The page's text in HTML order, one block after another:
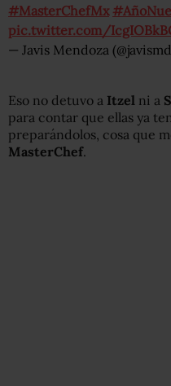
#MasterChefMx
pic.twitter.com/
— Javis Mendoza
Eso no detuvo a Itzel ni a
para contar que ellas ya
preparándolos, cosa que
MasterChef.